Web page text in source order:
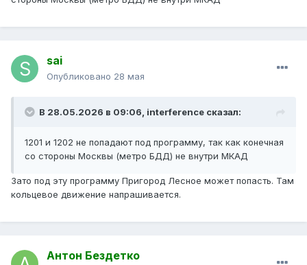
sai
Опубликовано 28 мая
В 28.05.2026 в 09:06, interference сказал:
1201 и 1202 не попадают под программу, так как конечная
со стороны Москвы (метро БДД) не внутри МКАД
Зато под эту программу Пригород Лесное может попасть. Там
кольцевое движение напрашивается.
Антон Бездетко